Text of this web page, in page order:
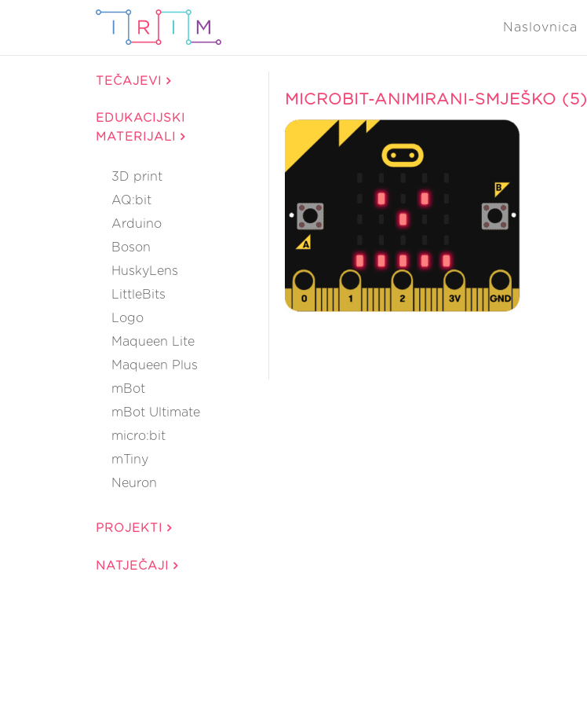
Naslovnica
TEČAJEVI
EDUKACIJSKI
MATERIJALI
3D print
AQ:bit
Arduino
Boson
HuskyLens
LittleBits
Logo
Maqueen Lite
Maqueen Plus
mBot
mBot Ultimate
micro:bit
mTiny
Neuron
PROJEKTI
NATJEČAJI
MICROBIT-ANIMIRANI-SMJEŠKO (5)